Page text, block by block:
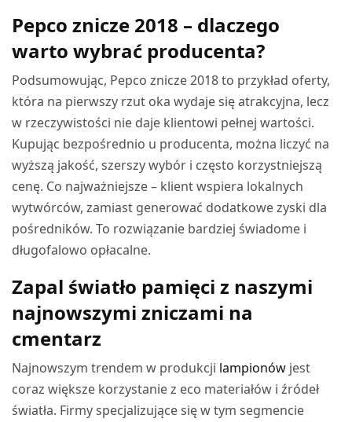
Pepco znicze 2018 – dlaczego
warto wybrać producenta?
Podsumowując, Pepco znicze 2018 to przykład oferty,
która na pierwszy rzut oka wydaje się atrakcyjna, lecz
w rzeczywistości nie daje klientowi pełnej wartości.
Kupując bezpośrednio u producenta, można liczyć na
wyższą jakość, szerszy wybór i często korzystniejszą
cenę. Co najważniejsze – klient wspiera lokalnych
wytwórców, zamiast generować dodatkowe zyski dla
pośredników. To rozwiązanie bardziej świadome i
długofalowo opłacalne.
Zapal światło pamięci z naszymi
najnowszymi zniczami na
cmentarz
Najnowszym trendem w produkcji lampionów jest
coraz większe korzystanie z eco materiałów i źródeł
światła. Firmy specjalizujące się w tym segmencie